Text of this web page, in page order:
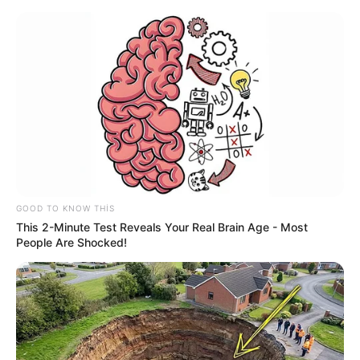
qaydaları
Zakir Həsənov
Komandanlığına
VİDEO
Prezident onları təltif edib
GOOD TO KNOW THIS
This 2-Minute Test Reveals Your Real Brain Age - Most
People Are Shocked!